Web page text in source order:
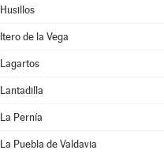
Husillos
Itero de la Vega
Lagartos
Lantadilla
La Pernía
La Puebla de Valdavia